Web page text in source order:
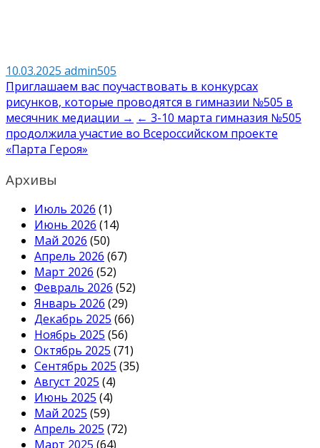
10.03.2025 admin505
Навигация
по
записям
Приглашаем вас поучаствовать в конкурсах
рисунков, которые проводятся в гимназии №505 в
месячник медиации → ← 3-10 марта гимназия №505
продолжила участие во Всероссийском проекте
«Парта Героя»
Архивы
Июль 2026 (1)
Июнь 2026 (14)
Май 2026 (50)
Апрель 2026 (67)
Март 2026 (52)
Февраль 2026 (52)
Январь 2026 (29)
Декабрь 2025 (66)
Ноябрь 2025 (56)
Октябрь 2025 (71)
Сентябрь 2025 (35)
Август 2025 (4)
Июнь 2025 (4)
Май 2025 (59)
Апрель 2025 (72)
Март 2025 (64)